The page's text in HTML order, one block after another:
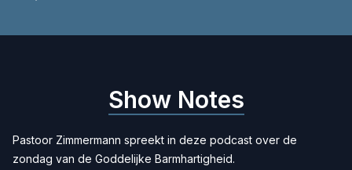
Show Notes
Pastoor Zimmermann spreekt in deze podcast over de
zondag van de Goddelijke Barmhartigheid.